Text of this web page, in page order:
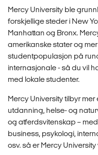
Mercy University ble
forskjellige steder i New
Manhattan og Bronx.
amerikanske stater og
studentpopulasjon på
internasjonale - så du vil
med lokale studenter.
Mercy University tilbyr
utdanning, helse- og
og atferdsvitenskap –
business, psykologi,
osv. så er Mercy